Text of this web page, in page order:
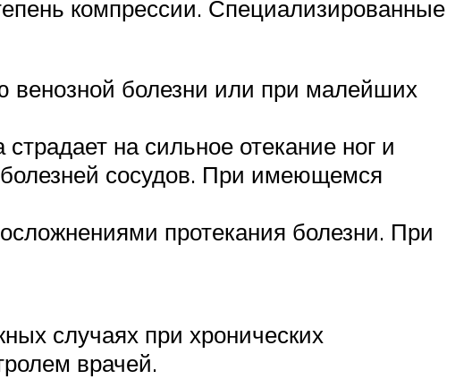
компрессии. Специализированные
венозной болезни или при малейших
на сильное отекание ног и
сосудов. При имеющемся
протекания болезни. При
случаях при хронических
врачей.